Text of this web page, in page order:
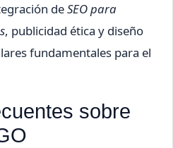
deSEO para
, publicidad ética y diseño
fundamentales para el
sobre